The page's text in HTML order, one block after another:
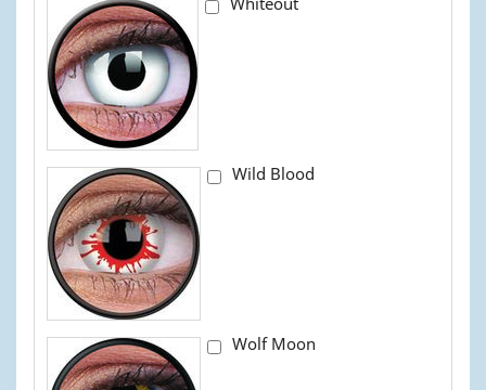
Wild Blood
Wolf Moon